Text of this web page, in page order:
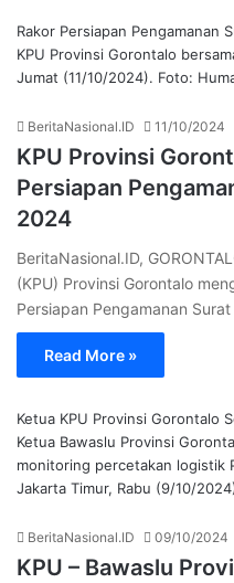
Rakor Persiapan Pengamanan
KPU Provinsi Gorontalo
Jumat (11/10/2024). Foto:
BeritaNasional.ID 11/10/2024
KPU Provinsi
Persiapan
2024
BeritaNasional.ID,
(KPU) Provinsi Gorontalo
Persiapan Pengamanan
Read More »
Ketua KPU Provinsi Gorontalo
Ketua Bawaslu Provinsi
monitoring percetakan logistik
Jakarta Timur, Rabu (9/10/
BeritaNasional.ID 09/10/2024
KPU – Bawaslu